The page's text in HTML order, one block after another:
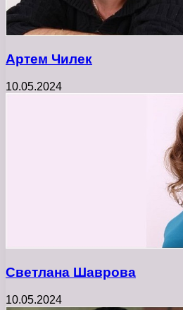
Артем Чилек
10.05.2024
Светлана Шаврова
10.05.2024